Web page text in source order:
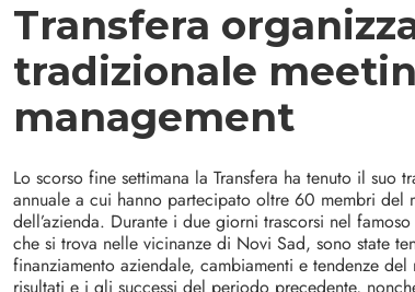
Transfera
tradizionale
management
Lo scorso fine settimana la Transfera ha tenuto il suo
annuale a cui hanno partecipato oltre 60 membri del
dell’azienda. Durante i due giorni trascorsi nel
che si trova nelle vicinanze di Novi Sad, sono state
finanziamento aziendale, cambiamenti e tendenze